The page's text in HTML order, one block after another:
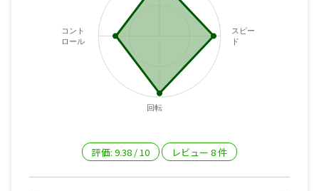
スピー
ド
回転
コント
ロール
評価: 9.38 /10 レビュー 8件